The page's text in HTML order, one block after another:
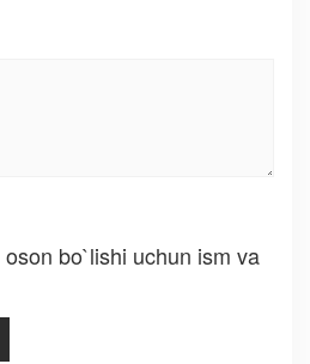
bo`lishi uchun ism va